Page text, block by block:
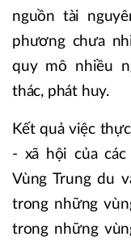
nguồn tài
phương chưa
quy mô nhiều
thác, phát huy.
Kết quả việc
- xã hội của
Vùng Trung du
trong những
trong những